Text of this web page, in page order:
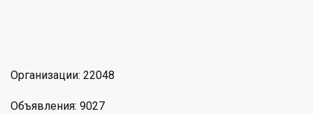
Организации: 22048
Объявления: 9027